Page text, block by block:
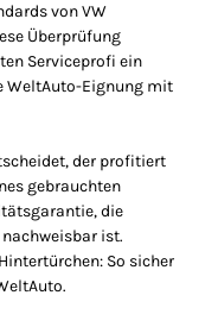
von VW
Überprüfung
Serviceprofi ein
WeltAuto-Eignung mit
der profitiert
gebrauchten
die
ist.
So sicher